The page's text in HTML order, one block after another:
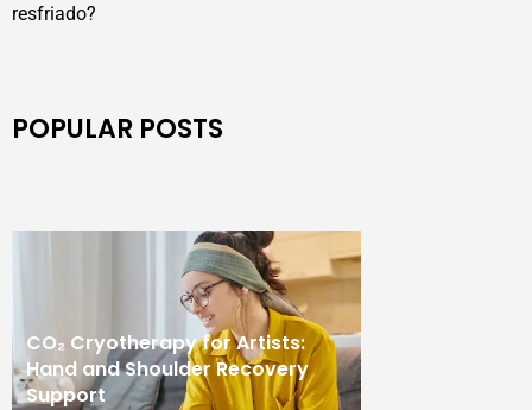
resfriado?
POPULAR POSTS
CO₂ Cryotherapy for Artists:
Hand and Shoulder Recovery
Support